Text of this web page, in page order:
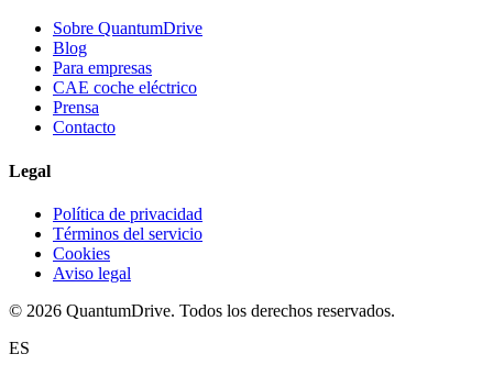
Sobre QuantumDrive
Blog
Para empresas
CAE coche eléctrico
Prensa
Contacto
Legal
Política de privacidad
Términos del servicio
Cookies
Aviso legal
© 2026 QuantumDrive. Todos los derechos reservados.
ES